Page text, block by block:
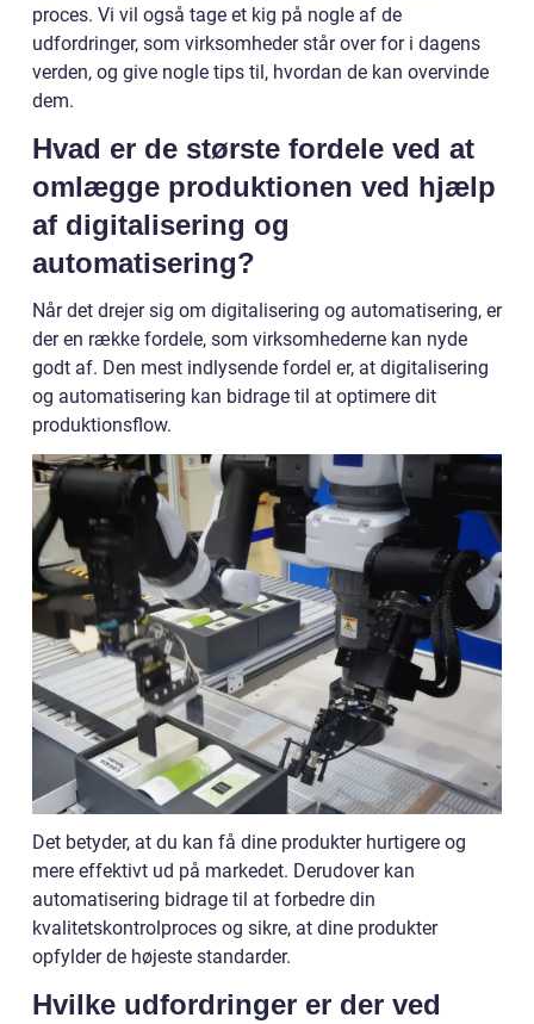
proces. Vi vil også tage et kig på nogle af de
udfordringer, som virksomheder står over for i dagens
verden, og give nogle tips til, hvordan de kan overvinde
dem.
Hvad er de største fordele ved at
omlægge produktionen ved hjælp
af digitalisering og
automatisering?
Når det drejer sig om digitalisering og automatisering, er
der en række fordele, som virksomhederne kan nyde
godt af. Den mest indlysende fordel er, at digitalisering
og automatisering kan bidrage til at optimere dit
produktionsflow.
Det betyder, at du kan få dine produkter hurtigere og
mere effektivt ud på markedet. Derudover kan
automatisering bidrage til at forbedre din
kvalitetskontrolproces og sikre, at dine produkter
opfylder de højeste standarder.
Hvilke udfordringer er der ved